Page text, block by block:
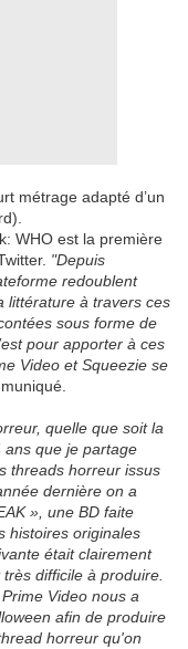
métrage adapté d’un
WHO est la première
"Depuis
redoublent
littérature à travers ces
sous forme de
pour apporter à ces
Video et Squeezie se
quelle que soit la
ans que je partage
threads horreur issus
dernière on a
», une BD faite
histoires originales
était clairement
difficile à produire.
Video nous a
afin de produire
horreur qu'on